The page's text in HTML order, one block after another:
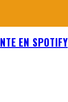
EN SPOTIFY